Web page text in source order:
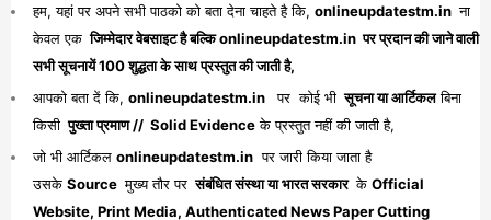
हम, यहां पर अपने सभी पाठको को बता देना चाहते है कि, onlineupdatestm.in ना
केवल एक जिम्मेदार वेबसाइट है बल्कि onlineupdatestm.in पर प्रदान की जाने वाली
सभी सूचनायें 100 शुद्धता के साथ प्रस्तुत की जाती है,
आपको बता दें कि, onlineupdatestm.in पर कोई भी सूचना या आर्टिकलबिना
किसी पुख्ता प्रमाण // Solid Evidenceके प्रस्तुत नहीं की जाती है,
जो भी आर्टिकल onlineupdatestm.in पर जारी किया जाता है
उसके Source मुख्य तौर पर संबंधित संस्था या भारत सरकार के Official
Website, Print Media, Authenticated News Paper Cutting